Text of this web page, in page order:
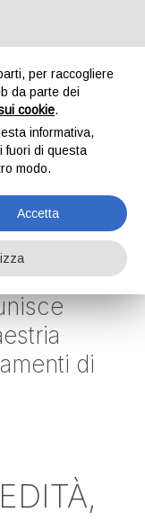
EN | FR
di
per raccogliere
da parte dei
cookie.
informativa,
fuori di questa
modo.
Accetta